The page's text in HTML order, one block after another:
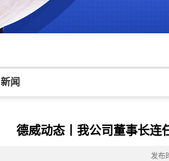
闻
德威动态丨我公司董事长连
发布